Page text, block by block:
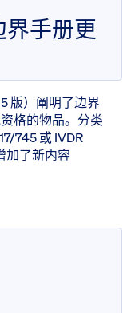
界手册更
版）阐明了边界
格的物品。分类
745 或 IVDR
加了新内容